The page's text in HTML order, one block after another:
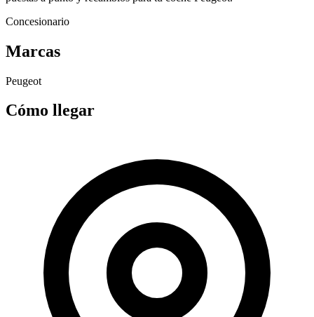
Concesionario
Marcas
Peugeot
Cómo llegar